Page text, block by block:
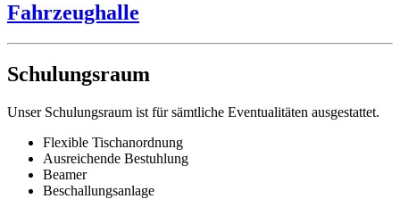
Fahrzeughalle
Schulungsraum
Unser Schulungsraum ist für sämtliche Eventualitäten ausgestattet.
Flexible Tischanordnung
Ausreichende Bestuhlung
Beamer
Beschallungsanlage